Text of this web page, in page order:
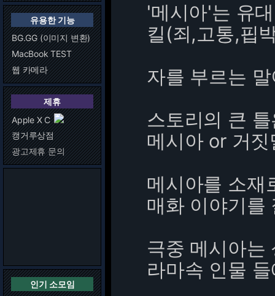
유용한 기능
BG.GG (이미지 변환)
MacBook TEST
웹 카메라
제휴
Apple X C
캥거루상점
광고제휴 문의
인기 소모임
'메시아'는 유
킬(죄,고통,핍
자를 부르는
스토리의 큰
메시아 or 거
메시아를 소재
매화 이야기를
극중 메시아는
라마속 인물